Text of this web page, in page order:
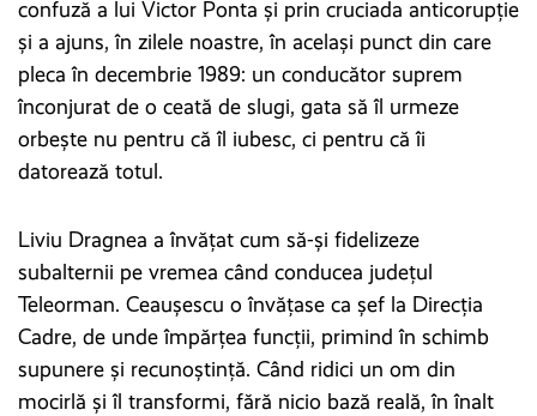
confuză a lui Victor Ponta și prin cruciada anticorupție
și a ajuns, în zilele noastre, în același punct din care
pleca în decembrie 1989: un conducător suprem
înconjurat de o ceată de slugi, gata să îl urmeze
orbește nu pentru că îl iubesc, ci pentru că îi
datorează totul.
Liviu Dragnea a învățat cum să-și fidelizeze
subalternii pe vremea când conducea județul
Teleorman. Ceaușescu o învățase ca șef la Direcția
Cadre, de unde împărțea funcții, primind în schimb
supunere și recunoștință. Când ridici un om din
mocirlă și îl transformi, fără nicio bază reală, în înalt